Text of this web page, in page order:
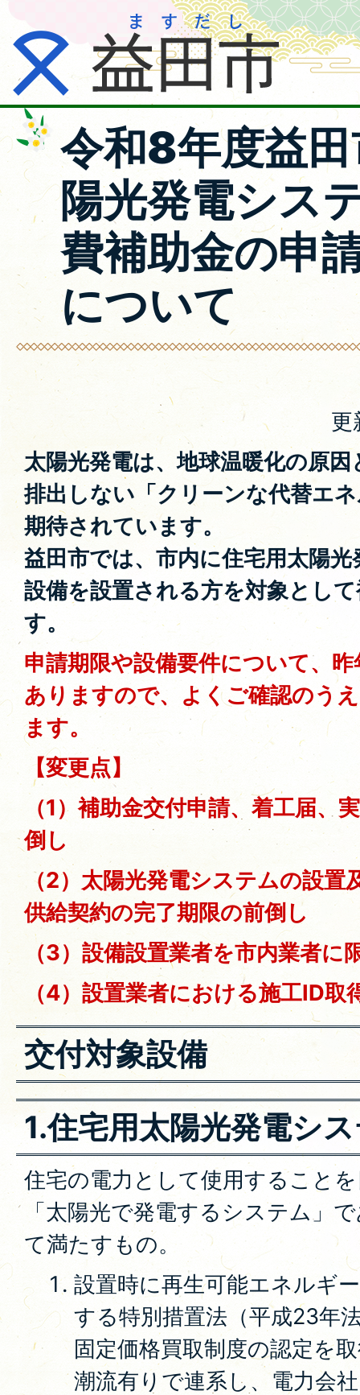
令和8年度益
陽光発電シス
費補助金の申
について
更
太陽光発電は、地球温暖化の原
排出しない「クリーンな代替エ
期待されています。
益田市では、市内に住宅用太陽
設備を設置される方を対象とし
す。
申請期限や設備要件について、
ありますので、よくご確認のう
ます。
【変更点】
（1）補助金交付申請、着工届、
倒し
（2）太陽光発電システムの設置
供給契約の完了期限の前倒し
（3）設備設置業者を市内業者に
（4）設置業者における施工ID取
交付対象設備
1.住宅用太陽光発電シ
住宅の電力として使用すること
「太陽光で発電するシステム」
て満たすもの。
設置時に再生可能エネルギ
する特別措置法（平成23年
固定価格買取制度の認定を
潮流有りで連系し、電力会